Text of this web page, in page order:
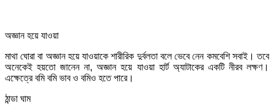
অজ্ঞান হয়ে যাওয়া
মাথা ঘোরা বা অজ্ঞান হয়ে যাওয়াকে শারীরিক দুর্বলতা বলে ভেবে নেন কমবেশি সবাই। তবে
অনেকেই হয়তো জানেন না, অজ্ঞান হয়ে যাওয়া হার্ট অ্যাটাকের একটি নীরব লক্ষণ।
এক্ষেত্রে বমি বমি ভাব ও বমিও হতে পারে।
ঠান্ডা ঘাম